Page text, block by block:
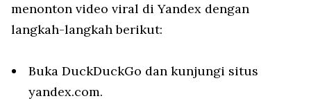
menonton video viral di Yandex dengan
langkah-langkah berikut:
Buka DuckDuckGo dan kunjungi situs
yandex.com.